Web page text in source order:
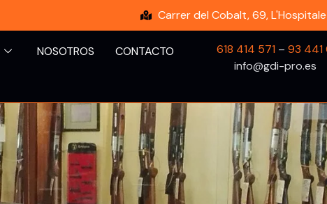
Carrer del Cobalt, 69,
NOSOTROS CONTACTO 618 414 571 –93 441
info@gdi-pro.es